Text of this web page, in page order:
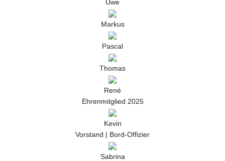
Uwe
Markus
Pascal
Thomas
René
Ehrenmitglied 2025
Kevin
Vorstand | Bord-Offizier
Sabrina